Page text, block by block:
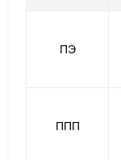
ПЭ
ППП